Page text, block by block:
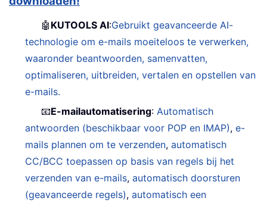
🤖 KUTOOLS AI:Gebruikt geavanceerde AI-
technologie om e-mails moeiteloos te verwerken,
waaronder beantwoorden, samenvatten,
optimaliseren, uitbreiden, vertalen en opstellen van
e-mails.
📧E-mailautomatisering: Automatisch
antwoorden (beschikbaar voor POP en IMAP),e-
mails plannen om te verzenden,automatisch
CC/BCC toepassen op basis van regels bij het
verzenden van e-mails,automatisch doorsturen
(geavanceerde regels),automatisch een